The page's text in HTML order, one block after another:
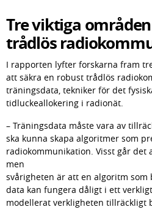
Tre viktiga
trådlös
I rapporten lyfter forskarna fram
att säkra en robust trådlös
träningsdata, tekniker för det
tidluckeallokering i radionät.
– Träningsdata måste vara av
ska kunna skapa algoritmer som
radiokommunikation. Visst går det
men
svårigheten är att en algoritm som
data kan fungera dåligt i ett
modellerat verkligheten tillräckligt